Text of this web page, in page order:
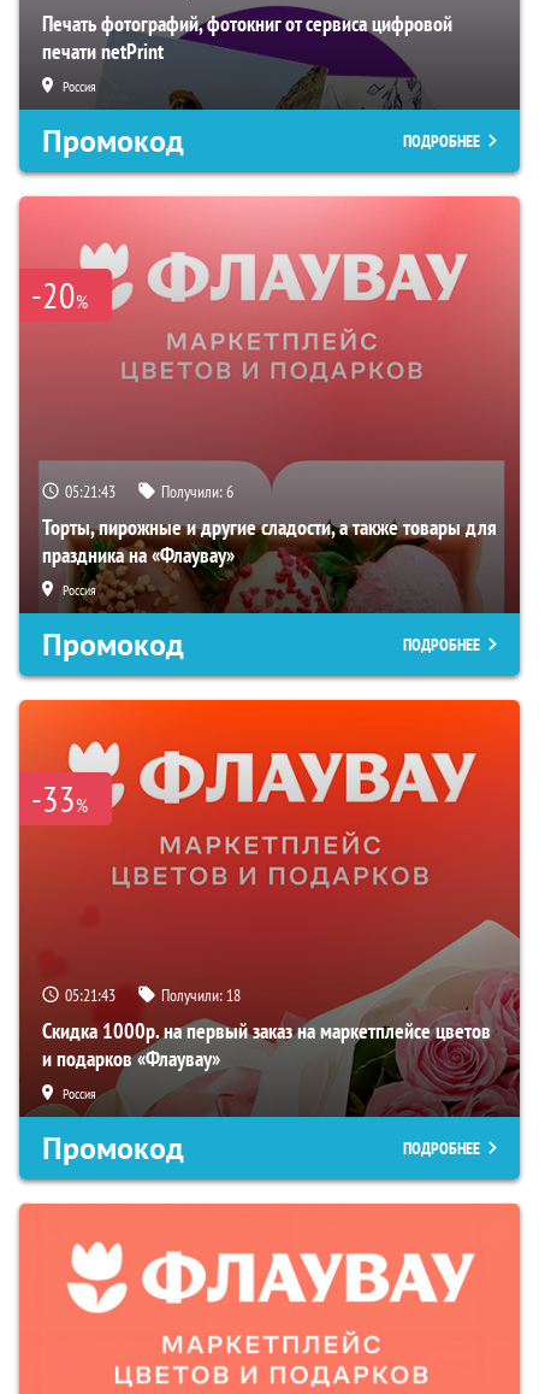
Печать фотографий, фотокниг от сервиса цифровой
печати netPrint
Россия
Промокод ПОДРОБНЕЕ
-20%
05:21:42 Получили:6
Торты, пирожные и другие сладости, а также товары для
праздника на «Флаувау»
Россия
Промокод ПОДРОБНЕЕ
-33%
05:21:42 Получили: 18
Скидка 1000р. на первый заказ на маркетплейсе цветов
и подарков «Флаувау»
Россия
Промокод ПОДРОБНЕЕ